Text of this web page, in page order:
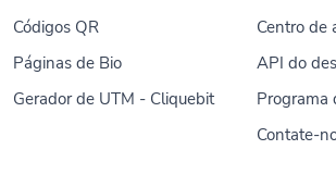
Códigos QR
Páginas de Bio
Gerador de UTM - Cliquebit
Centro de
API do
Programa
Contate-